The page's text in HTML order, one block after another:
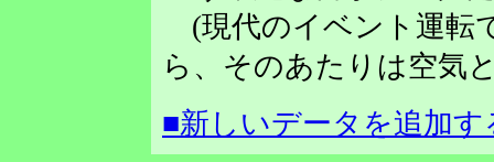
(現代のイベント運転
ら、そのあたりは空気
■新しいデータを追加す